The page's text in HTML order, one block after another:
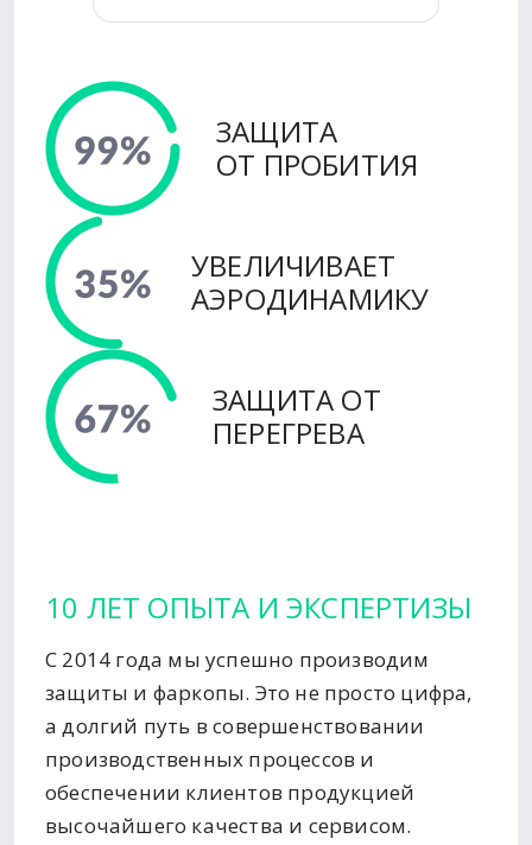
ЗАЩИТА
ОТ ПРОБИТИЯ
УВЕЛИЧИВАЕТ
АЭРОДИНАМИКУ
ЗАЩИТА ОТ
ПЕРЕГРЕВА
10 ЛЕТ ОПЫТА И ЭКСПЕРТИЗЫ
С 2014 года мы успешно производим
защиты и фаркопы. Это не просто цифра,
а долгий путь в совершенствовании
производственных процессов и
обеспечении клиентов продукцией
высочайшего качества и сервисом.